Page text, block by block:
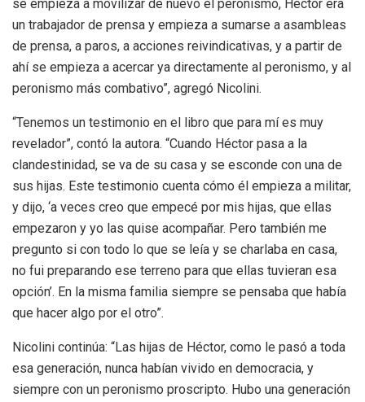
se empieza a movilizar de nuevo el peronismo, Héctor era
un trabajador de prensa y empieza a sumarse a asambleas
de prensa, a paros, a acciones reivindicativas, y a partir de
ahí se empieza a acercar ya directamente al peronismo, y al
peronismo más combativo”, agregó Nicolini.
“Tenemos un testimonio en el libro que para mí es muy
revelador”, contó la autora. “Cuando Héctor pasa a la
clandestinidad, se va de su casa y se esconde con una de
sus hijas. Este testimonio cuenta cómo él empieza a militar,
y dijo, ‘a veces creo que empecé por mis hijas, que ellas
empezaron y yo las quise acompañar. Pero también me
pregunto si con todo lo que se leía y se charlaba en casa,
no fui preparando ese terreno para que ellas tuvieran esa
opción’. En la misma familia siempre se pensaba que había
que hacer algo por el otro”.
Nicolini continúa: “Las hijas de Héctor, como le pasó a toda
esa generación, nunca habían vivido en democracia, y
siempre con un peronismo proscripto. Hubo una generación